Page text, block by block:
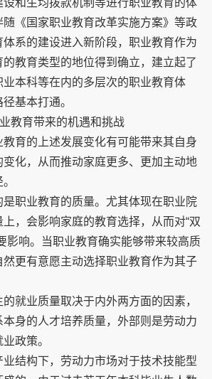
和生均拨款机制等进行职业教育的体
《国家职业教育改革实施方案》等政
系的建设进入新阶段，职业教育作为
教育类型的地位得到确立，建立起了
本科等在内的多层次的职业教育体
基本打通。
教育带来的机遇和挑战
育的上述发展变化有可能带来其自身
化，从而推动家庭更多、更加主动地
职业教育的质量。尤其体现在职业院
，会影响家庭的教育选择，从而对“双
影响。当职业教育确实能够带来较高质
更有意愿主动选择职业教育作为其子
就业质量取决于内外两方面的因素，
身的人才培养质量，外部则是劳动力
政策。
结构下，劳动力市场对于技术技能型